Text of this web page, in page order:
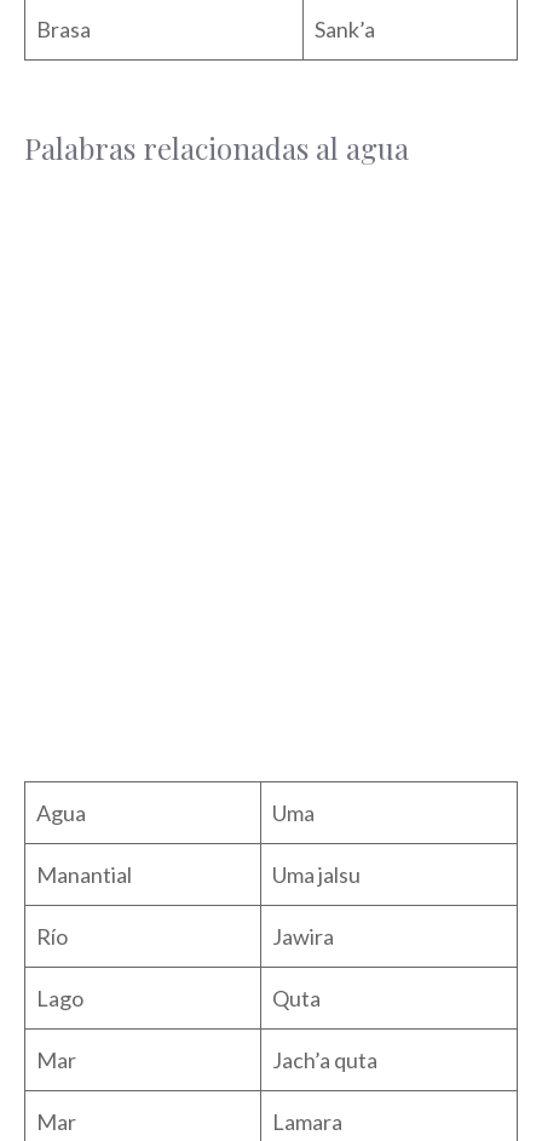
Brasa Sank’a
Palabras relacionadas al agua
Agua Uma
Manantial Uma jalsu
Río Jawira
Lago Quta
Mar Jach’a quta
Mar Lamara